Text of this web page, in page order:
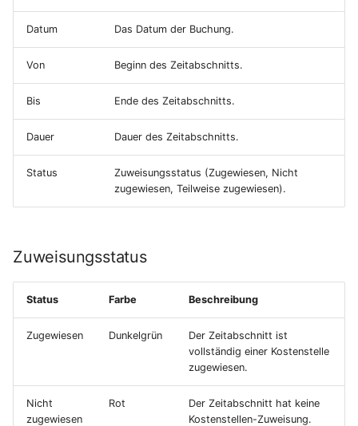
Datum Das Datum der Buchung.
Von Beginn des Zeitabschnitts.
Bis Ende des Zeitabschnitts.
Dauer Dauer des Zeitabschnitts.
Status
Zuweisungsstatus (Zugewiesen, Nicht
zugewiesen, Teilweise zugewiesen).
Zuweisungsstatus
Status Farbe Beschreibung
Zugewiesen Dunkelgrün
Der Zeitabschnitt ist
vollständig einer Kostenstelle
zugewiesen.
Nicht
zugewiesen
Rot
Der Zeitabschnitt hat keine
Kostenstellen-Zuweisung.